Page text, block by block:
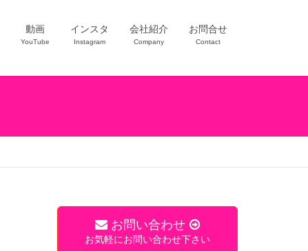
動画
YouTube
インスタ
Instagram
会社紹介
Company
お問合せ
Contact
お問い合わせ
お気軽にお問い合わせ下さい